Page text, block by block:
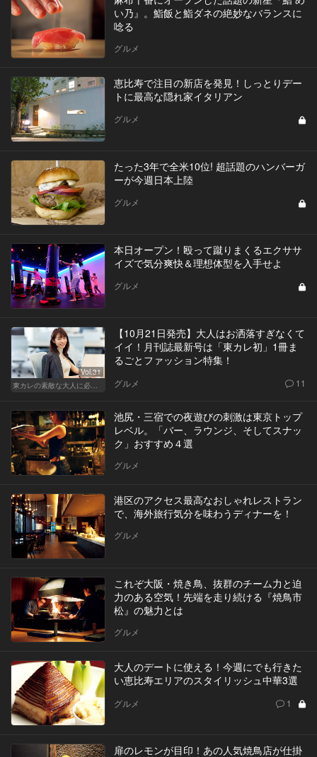
い乃』。鮨飯と鮨ダネの絶妙なバランスに
唸る
グルメ
恵比寿で注目の新店を発見！しっとりデー
トに最高な隠れ家イタリアン
グルメ
たった3年で全米10位! 超話題のハンバーガ
ーが今週日本上陸
グルメ
​本日オープン！殴って蹴りまくるエクササ
イズで気分爽快＆理想体型を入手せよ
グルメ
Vol.31
東カレの素敵な大人に必要なこと
【10月21日発売】大人はお洒落すぎなくて
イイ！月刊誌最新号は「東カレ初」1冊ま
るごとファッション特集！
グルメ 11
池尻・三宿での夜遊びの刺激は東京トップ
レベル。「バー、ラウンジ、そしてスナッ
ク」おすすめ４選
グルメ
港区のアクセス最高なおしゃれレストラン
で、海外旅行気分を味わうディナーを！
グルメ
これぞ大阪・焼き鳥、抜群のチーム力と迫
力のある空気！先端を走り続ける『焼鳥市
松』の魅力とは
グルメ
大人のデートに使える！今週にでも行きた
い恵比寿エリアのスタイリッシュ中華3選
グルメ 1
扉のレモンが目印！あの人気焼鳥店が仕掛